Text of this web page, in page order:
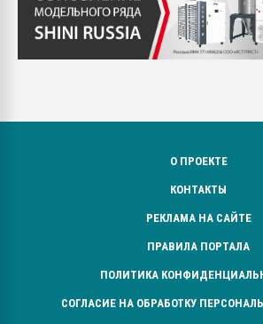
О ПРОЕКТЕ
КОНТАКТЫ
РЕКЛАМА НА САЙТЕ
ПРАВИЛА ПОРТАЛА
ПОЛИТИКА
СОГЛАСИЕ НА ОБРАБОТКУ